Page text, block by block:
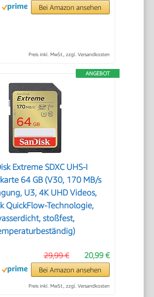
Bei Amazon ansehen
Preis inkl. MwSt., zzgl. Versandkosten
ANGEBOT
Extreme SDXC UHS-I
64 GB (V30, 170 MB/s
U3, 4K UHD Videos,
QuickFlow-Technologie,
stoßfest,
20,99 €
29,99 €
Bei Amazon ansehen
Preis inkl. MwSt., zzgl. Versandkosten